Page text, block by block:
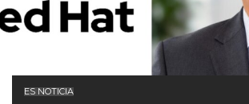
ES NOTICIA